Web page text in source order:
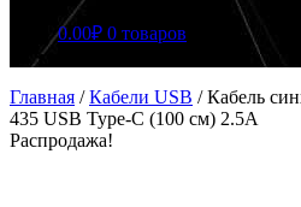
0.00₽ 0 товаров
Главная /Кабели USB /Кабель
435 USB Type-C (100 см) 2.5A
Распродажа!